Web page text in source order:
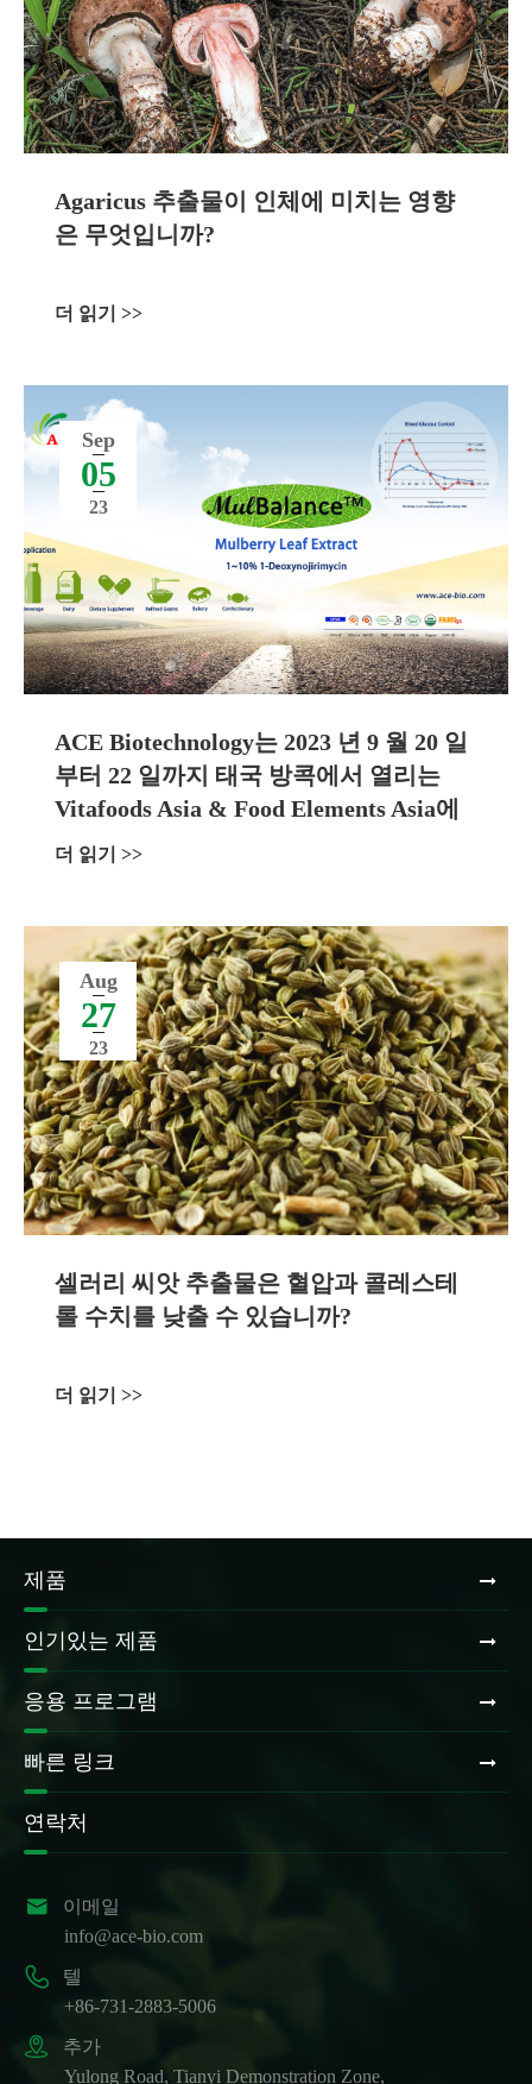
Agaricus 추출물이 인체에 미치는 영향
은 무엇입니까?
더 읽기 >>
Sep
05
23
ACE Biotechnology는 2023 년 9 월 20 일
부터 22 일까지 태국 방콕에서 열리는
Vitafoods Asia & Food Elements Asia에
참석합니다.
더 읽기 >>
Aug
27
23
셀러리 씨앗 추출물은 혈압과 콜레스테
롤 수치를 낮출 수 있습니까?
더 읽기 >>
제품
인기있는 제품
응용 프로그램
빠른 링크
연락처

이메일
info@ace-bio.com

텔
+86-731-2883-5006

추가
Yulong Road, Tianyi Demonstration Zone,